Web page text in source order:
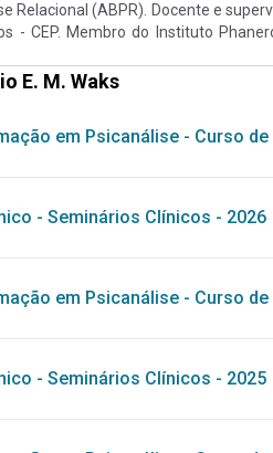
Relacional (ABPR). Docente e
- CEP. Membro do Instituto
E. M. Waks
em Psicanálise - Curso
- Seminários Clínicos - 2026
em Psicanálise - Curso
- Seminários Clínicos - 2025